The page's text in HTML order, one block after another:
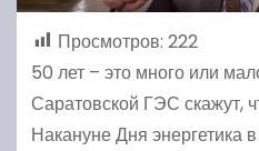
Просмотров: 222
50 лет – это много или
Саратовской ГЭС скажут,
Накануне Дня энергетика